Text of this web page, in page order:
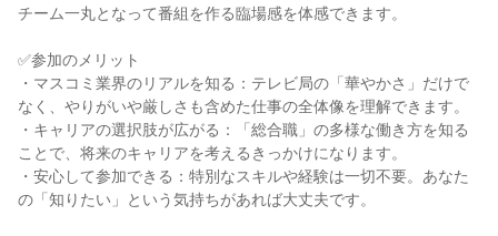
チーム一丸となって番組を作る臨場感を体感できます。
✅参加のメリット
・マスコミ業界のリアルを知る：テレビ局の「華やかさ」だけで
なく、やりがいや厳しさも含めた仕事の全体像を理解できます。
・キャリアの選択肢が広がる：「総合職」の多様な働き方を知る
ことで、将来のキャリアを考えるきっかけになります。
・安心して参加できる：特別なスキルや経験は一切不要。あなた
の「知りたい」という気持ちがあれば大丈夫です。